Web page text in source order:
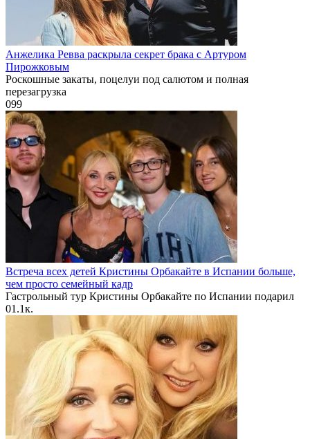
Анжелика Ревва раскрыла секрет брака с Артуром
Пирожковым
Роскошные закаты, поцелуи под салютом и полная
перезагрузка
099
Встреча всех детей Кристины Орбакайте в Испании больше,
чем просто семейный кадр
Гастрольный тур Кристины Орбакайте по Испании подарил
01.1к.